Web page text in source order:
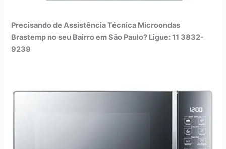
Precisando de Assistência Técnica Microondas
Brastemp no seu Bairro em São Paulo? Ligue: 11 3832-
9239